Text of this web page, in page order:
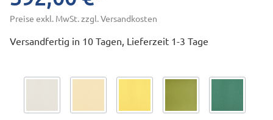
Preise exkl. MwSt. zzgl. Versandkosten
Versandfertig in 10 Tagen, Lieferzeit 1-3 Tage